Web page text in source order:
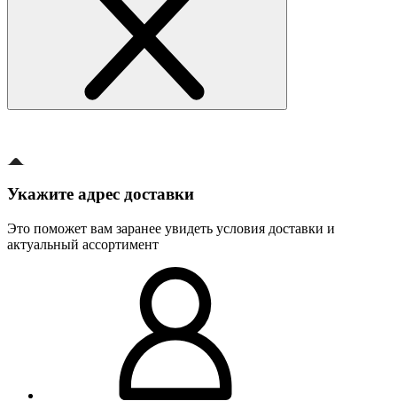
Укажите адрес доставки
Это поможет вам заранее увидеть условия доставки и
актуальный ассортимент